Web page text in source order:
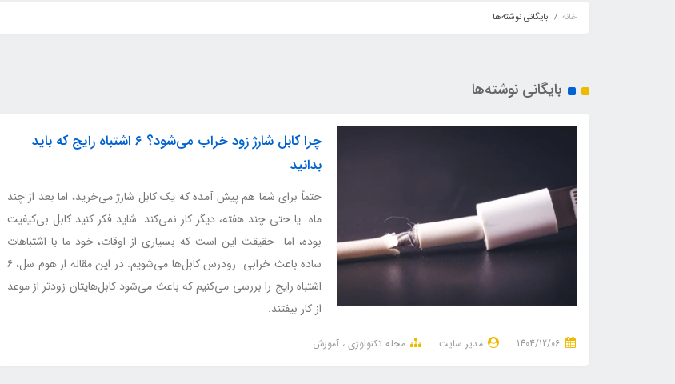
خانه بایگانی نوشته‌ها
بایگانی نوشته‌ها
چرا کابل شارژ زود خراب می‌شود؟ ۶ اشتباه رایج که باید
بدانید
حتماً برای شما هم پیش آمده که یک کابل شارژ می‌خرید، اما بعد از چند
ماه یا حتی چند هفته، دیگر کار نمی‌کند. شاید فکر کنید کابل بی‌کیفیت
بوده، اما حقیقت این است که بسیاری از اوقات، خود ما با اشتباهات
ساده باعث خرابی زودرس کابل‌ها می‌شویم. در این مقاله از هوم سل، ۶
اشتباه رایج را بررسی می‌کنیم که باعث می‌شود کابل‌هایتان زودتر از موعد
از کار بیفتند.
مدیر سایت مجله تکنولوژی آموزش